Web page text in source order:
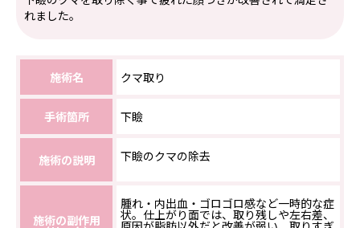
れました。
施術名 クマ取り
手術箇所 下瞼
施術の説明 下瞼のクマの除去
施術の副作用
腫れ・内出血・ゴロゴロ感など一時的な症
状。仕上がり面では、取り残しや左右差、